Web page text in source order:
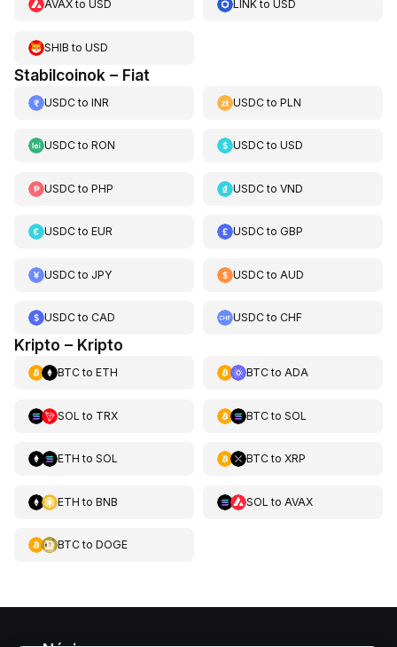
AVAXto USD LINKtoUSD
SHIB to USD
Stabilcoinok – Fiat
USDCto INR USDCtoPLN
USDCto RON USDCtoUSD
USDCto PHP USDCtoVND
USDCto EUR USDCtoGBP
USDCto JPY USDCto AUD
USDCto CAD USDCtoCHF
Kripto – Kripto
BTCto ETH BTCto ADA
SOL to TRX BTCto SOL
ETH to SOL BTCto XRP
ETH to BNB SOL to AVAX
BTCto DOGE